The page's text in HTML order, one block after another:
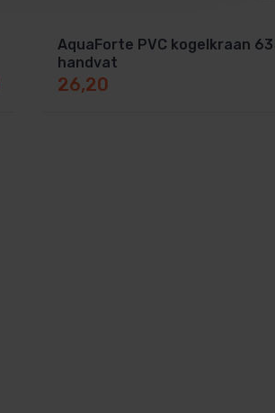
AquaForte PVC kogelkraan
handvat
26,20